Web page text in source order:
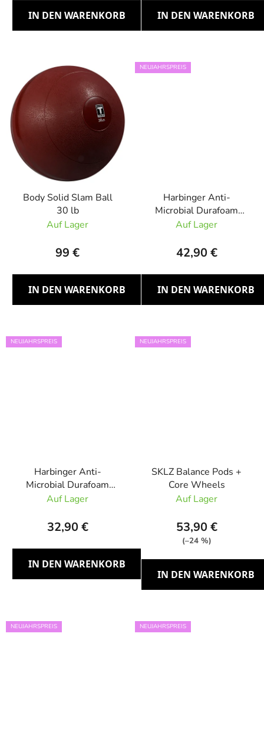
IN DEN WARENKORB IN DEN WARENKORB
Body Solid Slam Ball
30 lb
Auf Lager
99 €
IN DEN WARENKORB
NEUJAHRSPREIS
Harbinger Anti-
Microbial Durafoam
Matte, Blau
Auf Lager
42,90 €
IN DEN WARENKORB
NEUJAHRSPREIS
Harbinger Anti-
Microbial Durafoam
Matte, Schwarz
Auf Lager
32,90 €
IN DEN WARENKORB
NEUJAHRSPREIS
SKLZ Balance Pods +
Core Wheels
Auf Lager
53,90 €
(–24 %)
IN DEN WARENKORB
NEUJAHRSPREIS NEUJAHRSPREIS